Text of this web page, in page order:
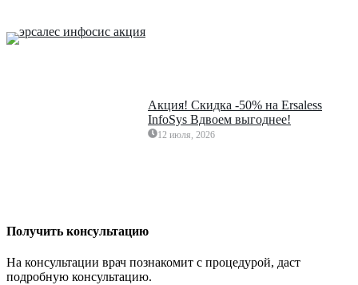
Акция! Скидка -50% на Ersaless
InfoSys Вдвоем выгоднее!
12 июля, 2026
Получить консультацию
На консультации врач познакомит с процедурой, даст
подробную консультацию.